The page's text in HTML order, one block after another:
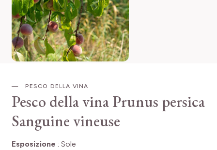
PESCO DELLA VINA
Pesco della vinaPrunus persica
Sanguine vineuse
Esposizione : Sole